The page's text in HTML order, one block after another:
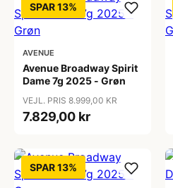
SPAR 13%
AVENUE
Avenue Broadway Spirit
Dame 7g 2025 - Grøn
VEJL. PRIS 8.999,00 KR
7.829,00 kr
SPAR 13%